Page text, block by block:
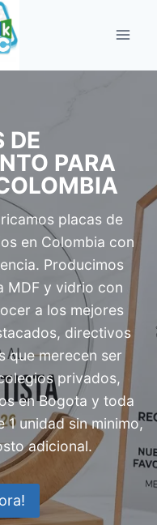
DE
PARA
placas de
en Colombia con
Producimos
MDF y vidrio con
a los mejores
directivos
que merecen ser
privados,
en Bogota y toda
1 unidad sin minimo,
adicional.